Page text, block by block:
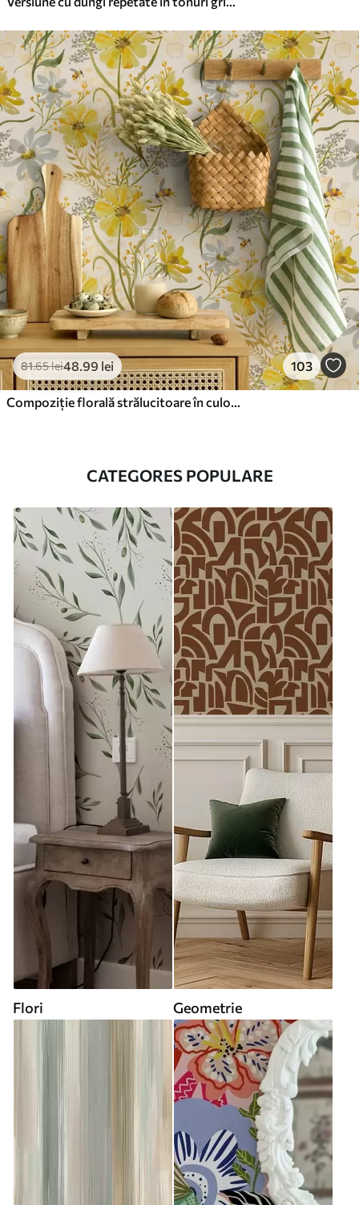
81.65lei48.99 lei 103
Compoziție florală strălucitoare în culorile galben
CATEGORES POPULARE
Flori Geometrie